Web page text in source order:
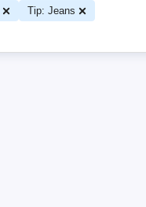
Tip: Jeans